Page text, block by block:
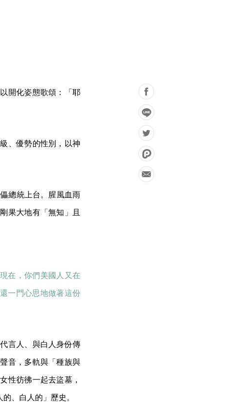
開化姿態歌頌：「耶
、優勢的性別，以神
總統上台。腥風血雨
果大地有「無知」且
在，你們美國人又在
一門心思地做著這份
言人、與白人身份傳
音，多軌與「種族與
性彷彿一起去盜墓，
、白人的」歷史。